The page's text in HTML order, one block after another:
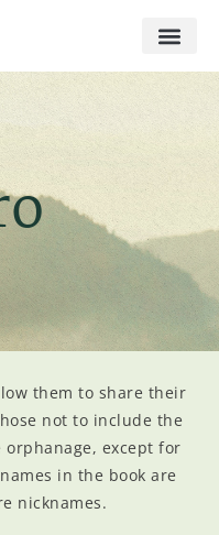
them to share their
not to include the
except for
in the book are
nicknames.